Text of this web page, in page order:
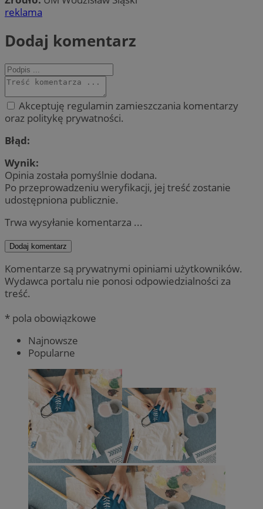
reklama
Dodaj komentarz
Akceptuję regulamin zamieszczania komentarzy
oraz politykę prywatności.
Błąd:
Wynik:
Opinia została pomyślnie dodana.
Po przeprowadzeniu weryfikacji, jej treść zostanie
udostępniona publicznie.
Trwa wysyłanie komentarza ...
Dodaj komentarz
Komentarze są prywatnymi opiniami użytkowników.
Wydawca portalu nie ponosi odpowiedzialności za
treść.
* pola obowiązkowe
Najnowsze
Popularne